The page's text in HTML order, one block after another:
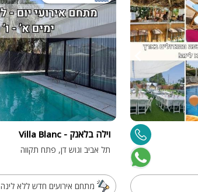
וילה בלאנק - Villa Blanc
תל אביב וגוש דן, פתח תקווה
מתחם אירועים חדש ללא לינה